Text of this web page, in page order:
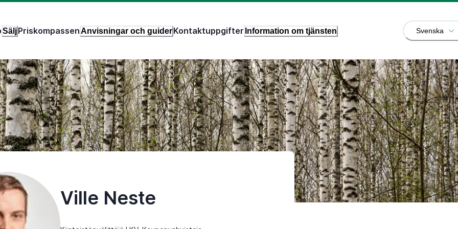
SäljPriskompassenAnvisningar och guiderKontaktuppgifter Information om tjänsten Svenska
Ville Neste